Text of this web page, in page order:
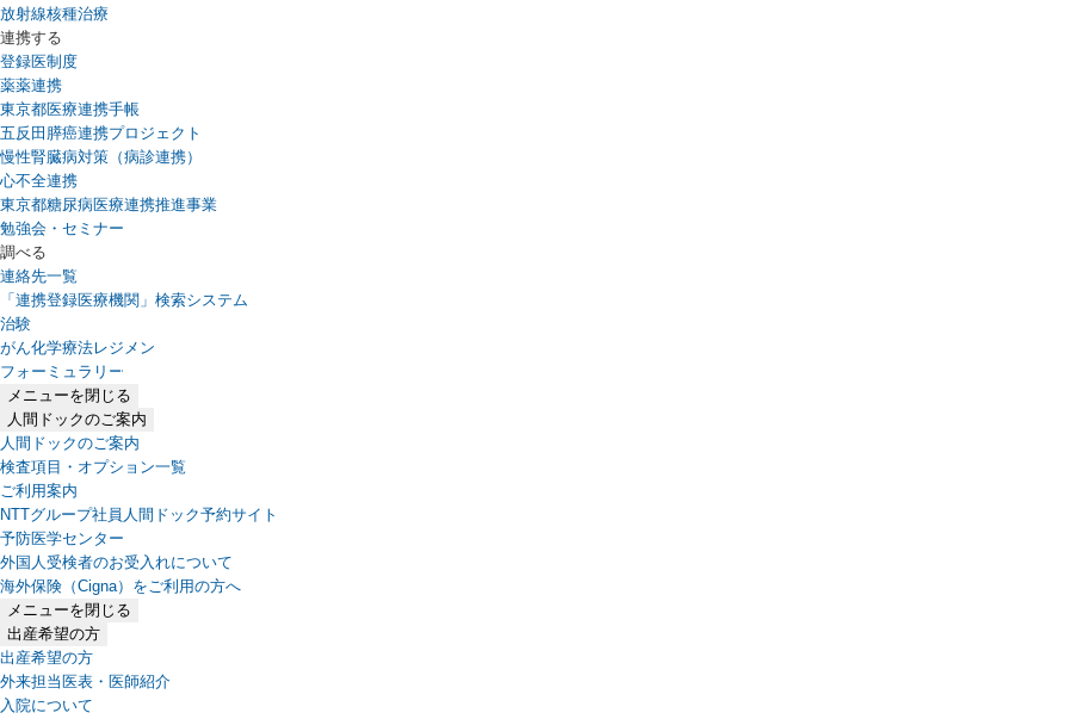
放射線核種治療
連携する
登録医制度
薬薬連携
東京都医療連携手帳
五反田膵癌連携プロジェクト
慢性腎臓病対策（病診連携）
心不全連携
東京都糖尿病医療連携推進事業
勉強会・セミナー
調べる
連絡先一覧
「連携登録医療機関」検索システム
（新しいタブで開きます）
治験
がん化学療法レジメン
フォーミュラリー
（PDFファイル、新しいタブで開きます）
メニューを閉じる
人間ドックのご案内
人間ドックのご案内
検査項目・オプション一覧
ご利用案内
NTTグループ社員人間ドック予約サイト
予防医学センター
外国人受検者のお受入れについて
海外保険（Cigna）をご利用の方へ
メニューを閉じる
出産希望の方
出産希望の方
外来担当医表・医師紹介
入院について